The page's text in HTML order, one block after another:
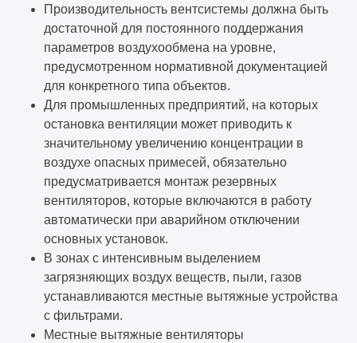
Производительность вентсистемы должна быть
достаточной для постоянного поддержания
параметров воздухообмена на уровне,
предусмотренном нормативной документацией
для конкретного типа объектов.
Для промышленных предприятий, на которых
остановка вентиляции может приводить к
значительному увеличению концентрации в
воздухе опасных примесей, обязательно
предусматривается монтаж резервных
вентиляторов, которые включаются в работу
автоматически при аварийном отключении
основных установок.
В зонах с интенсивным выделением
загрязняющих воздух веществ, пыли, газов
устанавливаются местные вытяжные устройства
с фильтрами.
Местные вытяжные вентиляторы